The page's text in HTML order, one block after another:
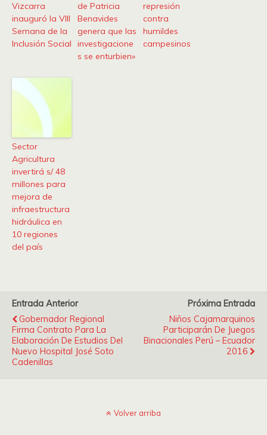
Vizcarra
inauguró la VIII
Semana de la
Inclusión Social
de Patricia
Benavides
genera que las
investigacione
s se enturbien»
represión
contra
humildes
campesinos
Sector
Agricultura
invertirá s/ 48
millones para
mejora de
infraestructura
hidráulica en
10 regiones
del país
Entrada Anterior
Gobernador Regional
Firma Contrato Para La
Elaboración De Estudios Del
Nuevo Hospital José Soto
Cadenillas
Próxima Entrada
Niños Cajamarquinos
Participarán De Juegos
Binacionales Perú – Ecuador
2016
Volver arriba